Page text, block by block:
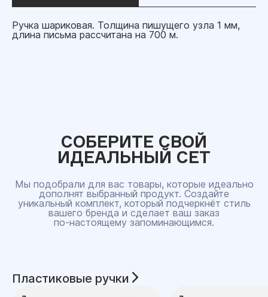
Ручка шариковая. Толщина пишущего узла 1 мм,
длина письма рассчитана на 700 м.
СОБЕРИТЕ СВОЙ
ИДЕАЛЬНЫЙ СЕТ
Мы подобрали для вас товары, которые идеально
дополнят выбранный продукт. Создайте
уникальный комплект, который подчеркнёт стиль
вашего бренда и сделает ваш заказ
по‑настоящему запоминающимся.
Пластиковые ручки